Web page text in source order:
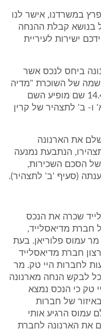
במשרדנו, אישר לנו
בנושא קבלת ההנחה
ישירות לעיריית
ביחס לנכס אשר
שמה של השוכרת "מדיה
סליי" וחשבון העירייה מיום 14.4.05 שם מופיע השם
ו- ב' לתצהיר של קרין
את הארנונה
הנתבעת נמנעה
הסכם השכירות,
(סעיף 'ב' לתצהיר).
שכרה את הנכס
חברת מדיאסלייד,
עמוס פלוריאן. בעת
חברת מדיאסלייד
לחברות היי טק. מר
לבקש הנחה מארנונה
טק כי הנכס נמצא
של חברות
עמוס הרגיע אותי
את הארנונה לחברת